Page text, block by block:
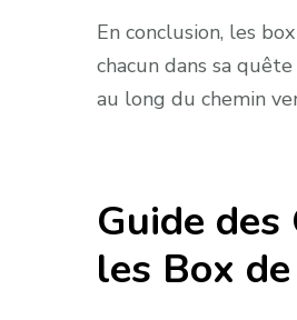
En conclusion, les
chacun dans sa
au long du chemin
Guide
les Box